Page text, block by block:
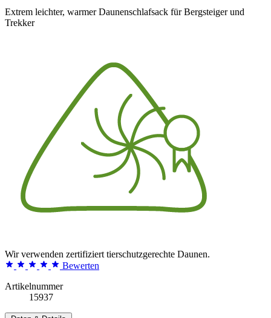
Extrem leichter, warmer Daunenschlafsack für Bergsteiger und
Trekker
Wir verwenden zertifiziert tierschutzgerechte Daunen.
Bewerten
Artikelnummer
15937